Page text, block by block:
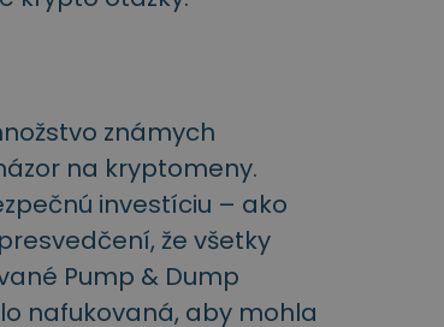
známych
na kryptomeny.
investíciu – ako
že všetky
Pump & Dump
nafukovaná, aby mohla